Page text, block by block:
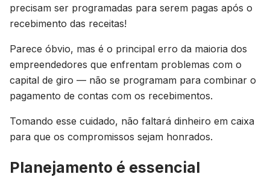
precisam ser programadas para serem pagas após o
recebimento das receitas!
Parece óbvio, mas é o principal erro da maioria dos
empreendedores que enfrentam problemas com o
capital de giro — não se programam para combinar o
pagamento de contas com os recebimentos.
Tomando esse cuidado, não faltará dinheiro em caixa
para que os compromissos sejam honrados.
Planejamento é essencial